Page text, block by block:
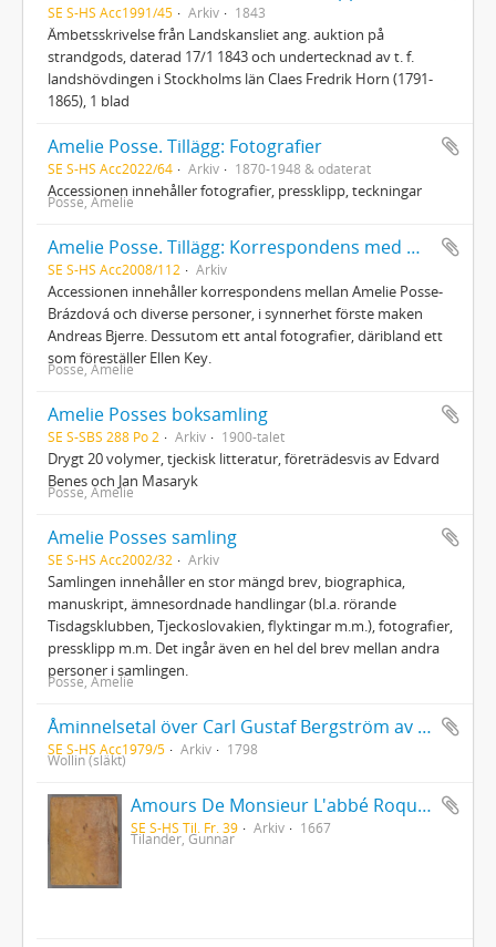
SE S-HS Acc1991/45 Arkiv 1843
Ämbetsskrivelse från Landskansliet ang. auktion på
strandgods, daterad 17/1 1843 och undertecknad av t. f.
landshövdingen i Stockholms län Claes Fredrik Horn (1791-
1865), 1 blad
Amelie Posse. Tillägg: Fotografier
SE S-HS Acc2022/64 Arkiv 1870-1948 & odaterat
Accessionen innehåller fotografier, pressklipp, teckningar
Posse, Amelie
Amelie Posse. Tillägg: Korrespondens med mera
SE S-HS Acc2008/112 Arkiv
Accessionen innehåller korrespondens mellan Amelie Posse-
Brázdová och diverse personer, i synnerhet förste maken
Andreas Bjerre. Dessutom ett antal fotografier, däribland ett
som föreställer Ellen Key.
Posse, Amelie
Amelie Posses boksamling
SE S-SBS 288 Po 2 Arkiv 1900-talet
Drygt 20 volymer, tjeckisk litteratur, företrädesvis av Edvard
Benes och Jan Masaryk
Posse, Amelie
Amelie Posses samling
SE S-HS Acc2002/32 Arkiv
Samlingen innehåller en stor mängd brev, biographica,
manuskript, ämnesordnade handlingar (bl.a. rörande
Tisdagsklubben, Tjeckoslovakien, flyktingar m.m.), fotografier,
pressklipp m.m. Det ingår även en hel del brev mellan andra
personer i samlingen.
Posse, Amelie
Åminnelsetal över Carl Gustaf Bergström av L. Wollin 1798. Kopia med transkription, noter och biografiska data av Gustaf Adolf Wolin
SE S-HS Acc1979/5 Arkiv 1798
Wollin (släkt)
Amours De Monsieur L'abbé Roquette avec Mademoiselle de Montauzier par Monsieur L'abbé Le Camus 1667
SE S-HS Til. Fr. 39 Arkiv 1667
Tilander, Gunnar